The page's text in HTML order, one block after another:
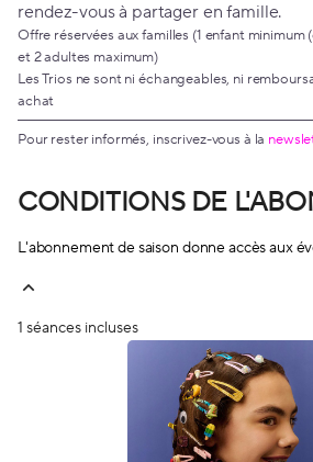
rendez-vous à partager en famille.
Offre réservées aux familles (1 enfant minimum
et 2 adultes maximum)
Les Trios ne sont ni échangeables, ni
achat
Pour rester informés, inscrivez-vous à la
CONDITIONS DE
L'abonnement de saison donne accès aux
1 séances incluses